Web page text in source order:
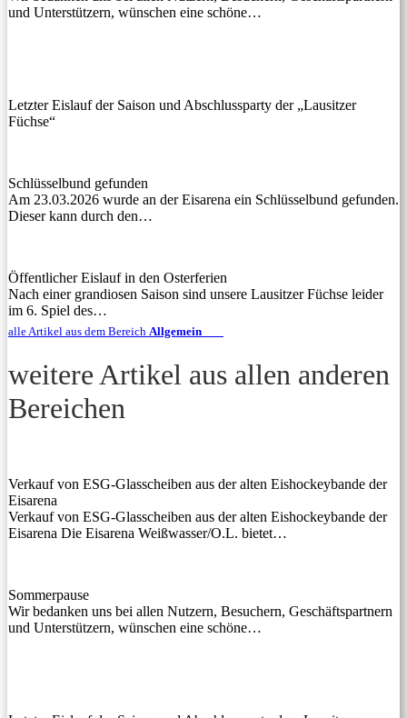
und Unterstützern, wünschen eine schöne…
Letzter Eislauf der Saison und Abschlussparty der „Lausitzer
Füchse“
Schlüsselbund gefunden
Am 23.03.2026 wurde an der Eisarena ein Schlüsselbund gefunden.
Dieser kann durch den…
Öffentlicher Eislauf in den Osterferien
Nach einer grandiosen Saison sind unsere Lausitzer Füchse leider
im 6. Spiel des…
alle Artikel aus dem Bereich Allgemein
weitere Artikel aus allen anderen
Bereichen
Verkauf von ESG-Glasscheiben aus der alten Eishockeybande der
Eisarena
Verkauf von ESG-Glasscheiben aus der alten Eishockeybande der
Eisarena Die Eisarena Weißwasser/O.L. bietet…
Sommerpause
Wir bedanken uns bei allen Nutzern, Besuchern, Geschäftspartnern
und Unterstützern, wünschen eine schöne…